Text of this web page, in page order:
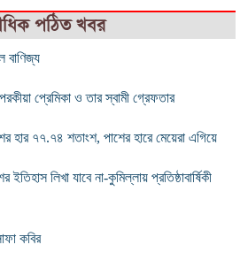
পঠিত খবর
বাণিজ্য
পরকীয়া প্রেমিকা ও তার স্বামী গ্রেফতার
হার ৭৭.৭৪ শতাংশ, পাশের হারে মেয়েরা এগিয়ে
লিখা যাবে না-কুমিল্লায় প্রতিষ্ঠাবার্ষিকী
কবির